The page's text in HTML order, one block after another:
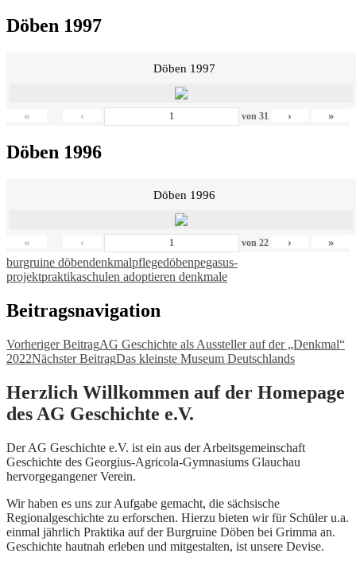
Döben 1997
Döben 1997
« ‹ von 31 › »
Döben 1996
Döben 1996
« ‹ von 22 › »
burgruine döbendenkmalpflegedöbenpegasus-
projektpraktikaschulen adoptieren denkmale
Beitragsnavigation
Vorheriger BeitragAG Geschichte als Aussteller auf der „Denkmal“
2022Nächster BeitragDas kleinste Museum Deutschlands
Herzlich Willkommen auf der Homepage
des AG Geschichte e.V.
Der AG Geschichte e.V. ist ein aus der Arbeitsgemeinschaft
Geschichte des Georgius-Agricola-Gymnasiums Glauchau
hervorgegangener Verein.
Wir haben es uns zur Aufgabe gemacht, die sächsische
Regionalgeschichte zu erforschen. Hierzu bieten wir für Schüler u.a.
einmal jährlich Praktika auf der Burgruine Döben bei Grimma an.
Geschichte hautnah erleben und mitgestalten, ist unsere Devise.